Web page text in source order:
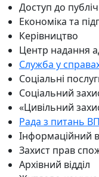
Доступ до
Економіка та
Керівництво
Центр надання
Служба у
Соціальні
Соціальний
«Цивільний
Рада з питань
Інформаційний
Захист прав
Архівний відділ